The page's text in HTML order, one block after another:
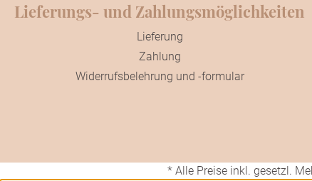
Lieferungs- und Zahlungsmöglichkeiten
Lieferung
Zahlung
Widerrufsbelehrung und -formular
* Alle Preise inkl. gesetzl.